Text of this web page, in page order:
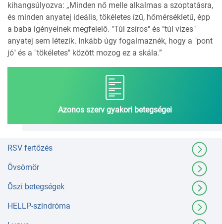
kihangsúlyozva: „Minden nő melle alkalmas a szoptatásra,
és minden anyatej ideális, tökéletes ízű, hőmérsékletű, épp
a baba igényeinek megfelelő. "Túl zsíros" és "túl vizes"
anyatej sem létezik. Inkább úgy fogalmaznék, hogy a "pont
jó" és a "tökéletes" között mozog ez a skála.”
Azonos szerv gyakori betegségei
RSV fertőzés
Övsömör
Őszi betegségek
HELLP-szindróma